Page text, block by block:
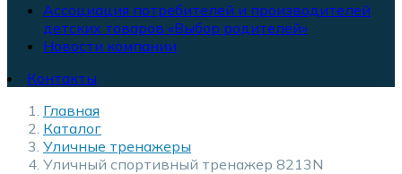
Ассоциация потребителей и производителей
детских товаров «Выбор родителей»
Новости компании
Контакты
Главная
Каталог
Уличные тренажеры
Уличный спортивный тренажер 8213N